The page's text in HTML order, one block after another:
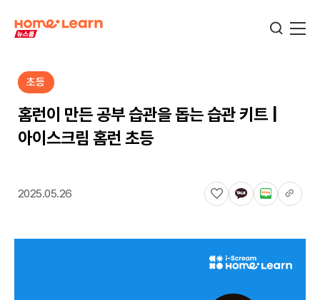
기업뉴스
서비스뉴스
교육정보
초등
홈런이 만든 공부 습관을 돕는 습관 키트 |
아이스크림 홈런 초등
2025.05.26